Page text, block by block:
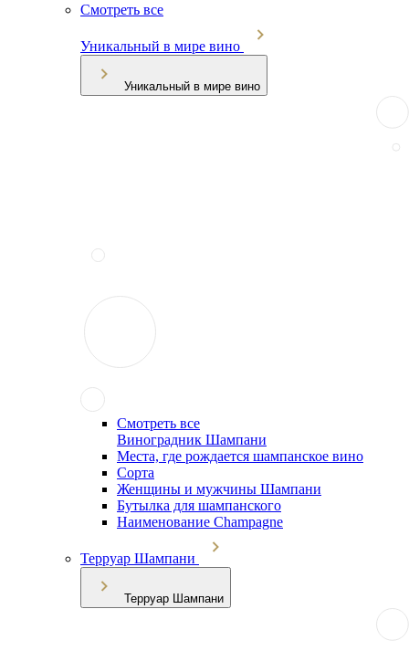
Смотреть все
Уникальный в мире вино
Уникальный в мире вино
Смотреть все
Виноградник Шампани
Места, где рождается шампанское вино
Сорта
Женщины и мужчины Шампани
Бутылка для шампанского
Наименование Champagne
Терруар Шампани
Терруар Шампани